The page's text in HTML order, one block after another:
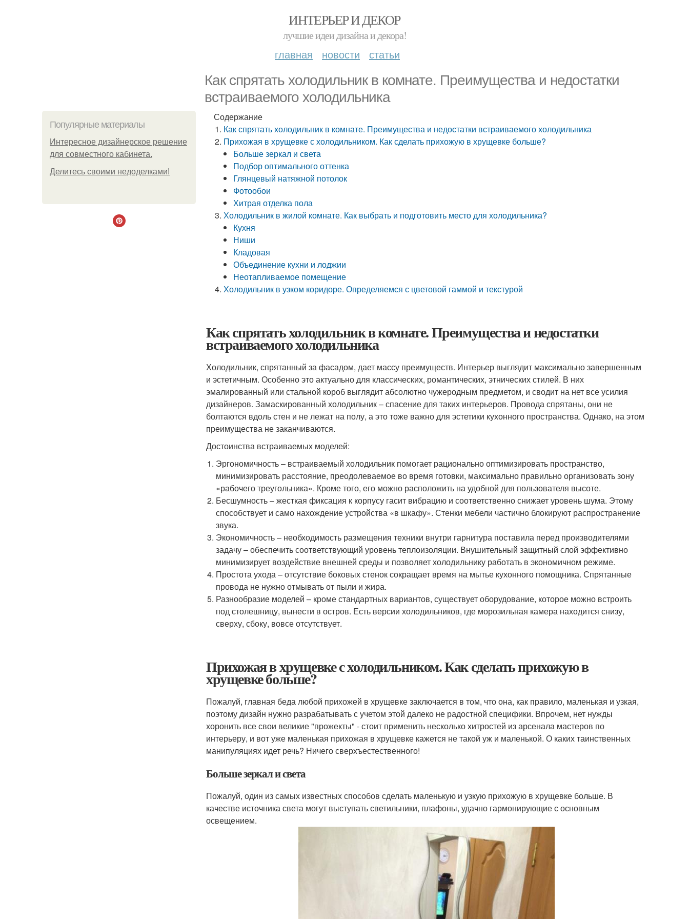
ИНТЕРЬЕР И ДЕКОР
лучшие идеи дизайна и декора!
главная новости статьи
Как спрятать холодильник в комнате. Преимущества и недостатки
встраиваемого холодильника
Популярные материалы
Интересное дизайнерское решение
для совместного кабинета.
Делитесь своими недоделками!
Содержание
Как спрятать холодильник в комнате. Преимущества и недостатки встраиваемого холодильника
Прихожая в хрущевке с холодильником. Как сделать прихожую в хрущевке больше?
Больше зеркал и света
Подбор оптимального оттенка
Глянцевый натяжной потолок
Фотообои
Хитрая отделка пола
Холодильник в жилой комнате. Как выбрать и подготовить место для холодильника?
Кухня
Ниши
Кладовая
Объединение кухни и лоджии
Неотапливаемое помещение
Холодильник в узком коридоре. Определяемся с цветовой гаммой и текстурой
Как спрятать холодильник в комнате. Преимущества и недостатки
встраиваемого холодильника
Холодильник, спрятанный за фасадом, дает массу преимуществ. Интерьер выглядит максимально завершенным
и эстетичным. Особенно это актуально для классических, романтических, этнических стилей. В них
эмалированный или стальной короб выглядит абсолютно чужеродным предметом, и сводит на нет все усилия
дизайнеров. Замаскированный холодильник – спасение для таких интерьеров. Провода спрятаны, они не
болтаются вдоль стен и не лежат на полу, а это тоже важно для эстетики кухонного пространства. Однако, на этом
преимущества не заканчиваются.
Достоинства встраиваемых моделей:
Эргономичность – встраиваемый холодильник помогает рационально оптимизировать пространство,
минимизировать расстояние, преодолеваемое во время готовки, максимально правильно организовать зону
«рабочего треугольника». Кроме того, его можно расположить на удобной для пользователя высоте.
Бесшумность – жесткая фиксация к корпусу гасит вибрацию и соответственно снижает уровень шума. Этому
способствует и само нахождение устройства «в шкафу». Стенки мебели частично блокируют распространение
звука.
Экономичность – необходимость размещения техники внутри гарнитура поставила перед производителями
задачу – обеспечить соответствующий уровень теплоизоляции. Внушительный защитный слой эффективно
минимизирует воздействие внешней среды и позволяет холодильнику работать в экономичном режиме.
Простота ухода – отсутствие боковых стенок сокращает время на мытье кухонного помощника. Спрятанные
провода не нужно отмывать от пыли и жира.
Разнообразие моделей – кроме стандартных вариантов, существует оборудование, которое можно встроить
под столешницу, вынести в остров. Есть версии холодильников, где морозильная камера находится снизу,
сверху, сбоку, вовсе отсутствует.
Прихожая в хрущевке с холодильником. Как сделать прихожую в
хрущевке больше?
Пожалуй, главная беда любой прихожей в хрущевке заключается в том, что она, как правило, маленькая и узкая,
поэтому дизайн нужно разрабатывать с учетом этой далеко не радостной специфики. Впрочем, нет нужды
хоронить все свои великие "прожекты" - стоит применить несколько хитростей из арсенала мастеров по
интерьеру, и вот уже маленькая прихожая в хрущевке кажется не такой уж и маленькой. О каких таинственных
манипуляциях идет речь? Ничего сверхъестественного!
Больше зеркал и света
Пожалуй, один из самых известных способов сделать маленькую и узкую прихожую в хрущевке больше. В
качестве источника света могут выступать светильники, плафоны, удачно гармонирующие с основным
освещением.